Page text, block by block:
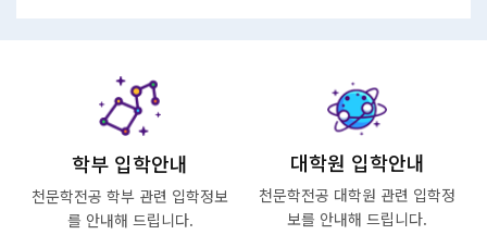
학부 입학안내
천문학전공 학부 관련 입학정보
를 안내해 드립니다.
대학원 입학안내
천문학전공 대학원 관련 입학정
보를 안내해 드립니다.